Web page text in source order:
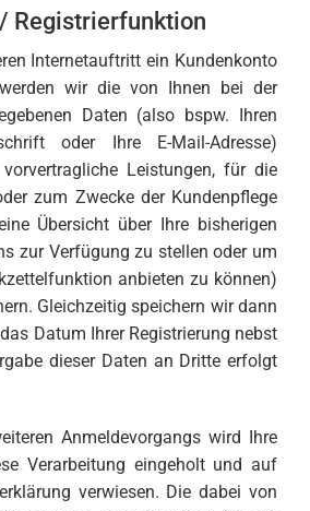
Registrierfunktion
Internetauftritt ein Kundenkonto
wir die von Ihnen bei der
Daten (also bspw. Ihren
oder Ihre E-Mail-Adresse)
Leistungen, für die
zum Zwecke der Kundenpflege
Übersicht über Ihre bisherigen
zur Verfügung zu stellen oder um
anbieten zu können)
Gleichzeitig speichern wir dann
Datum Ihrer Registrierung nebst
dieser Daten an Dritte erfolgt
Anmeldevorgangs wird Ihre
Verarbeitung eingeholt und auf
verwiesen. Die dabei von